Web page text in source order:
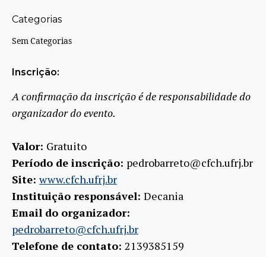
Categorias
Sem Categorias
Inscrição:
A confirmação da inscrição é de responsabilidade do
organizador do evento.
Valor: Gratuito
Período de inscrição: pedrobarreto@cfch.ufrj.br
Site:www.cfch.ufrj.br
Instituição responsável: Decania
Email do organizador:
pedrobarreto@cfch.ufrj.br
Telefone de contato: 2139385159